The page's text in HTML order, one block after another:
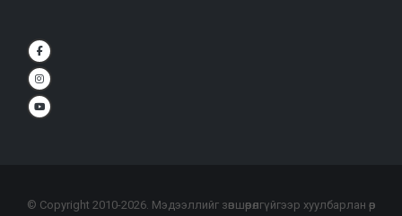
© Copyright 2010-2026. Мэдээллийг зөвшөөрөлгүйгээр хуулбарлан өөр